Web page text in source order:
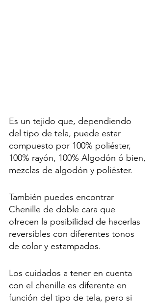
Es un tejido que, dependiendo
del tipo de tela, puede estar
compuesto por 100% poliéster,
100% rayón, 100% Algodón ó bien,
mezclas de algodón y poliéster.
También puedes encontrar
Chenille de doble cara que
ofrecen la posibilidad de hacerlas
reversibles con diferentes tonos
de color y estampados.
Los cuidados a tener en cuenta
con el chenille es diferente en
función del tipo de tela, pero si